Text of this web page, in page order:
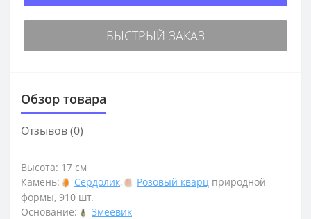
БЫСТРЫЙ ЗАКАЗ
Обзор товара
Отзывов (0)
Высота: 17 см
Камень:
Сердолик, Розовый кварц природной
формы, 910 шт.
Основание:
Змеевик